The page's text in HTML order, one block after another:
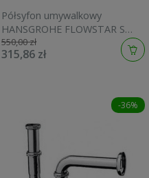
Półsyfon umywalkowy
HANSGROHE FLOWSTAR S
chrom 52105000
550,00 zł
315,86 zł
-36%